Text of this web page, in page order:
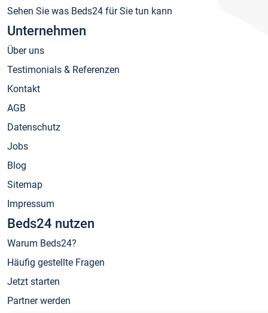
Sehen Sie was Beds24 für Sie tun kann
Unternehmen
Über uns
Testimonials & Referenzen
Kontakt
AGB
Datenschutz
Jobs
Blog
Sitemap
Impressum
Beds24 nutzen
Warum Beds24?
Häufig gestellte Fragen
Jetzt starten
Partner werden